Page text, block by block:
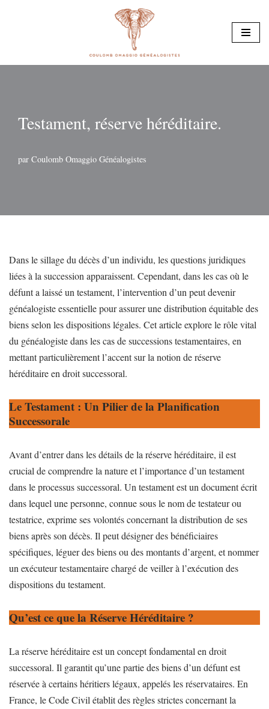
contenu
Testament, réserve héréditaire.
par Coulomb Omaggio Généalogistes
Dans le sillage du décès d’un individu, les questions juridiques
liées à la succession apparaissent. Cependant, dans les cas où le
défunt a laissé un testament, l’intervention d’un peut devenir
généalogiste essentielle pour assurer une distribution équitable des
biens selon les dispositions légales. Cet article explore le rôle vital
du généalogiste dans les cas de successions testamentaires, en
mettant particulièrement l’accent sur la notion de réserve
héréditaire en droit successoral.
Le Testament : Un Pilier de la Planification
Successorale
Avant d’entrer dans les détails de la réserve héréditaire, il est
crucial de comprendre la nature et l’importance d’un testament
dans le processus successoral. Un testament est un document écrit
dans lequel une personne, connue sous le nom de testateur ou
testatrice, exprime ses volontés concernant la distribution de ses
biens après son décès. Il peut désigner des bénéficiaires
spécifiques, léguer des biens ou des montants d’argent, et nommer
un exécuteur testamentaire chargé de veiller à l’exécution des
dispositions du testament.
Qu’est ce que la Réserve Héréditaire ?
La réserve héréditaire est un concept fondamental en droit
successoral. Il garantit qu’une partie des biens d’un défunt est
réservée à certains héritiers légaux, appelés les réservataires. En
France, le Code Civil établit des règles strictes concernant la